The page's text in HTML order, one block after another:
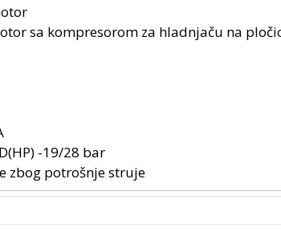
sa kompresorom za hladnjaču na
-19/28 bar
zbog potrošnje struje